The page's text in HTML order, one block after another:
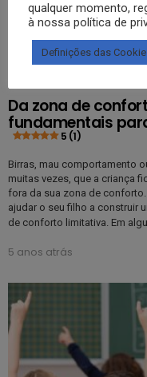
Da zona de
fundamentais
5 (1)
Birras, mau comportamento
muitas vezes, que a criança
fora da sua zona de
ajudar o seu filho a construir
de conforto limitativa. Em
5 anos atrás
qualquer momento,
à nossa política de
Definições das